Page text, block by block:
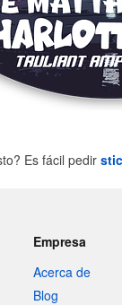
Es fácil pedir
Empresa
Acerca de
Blog